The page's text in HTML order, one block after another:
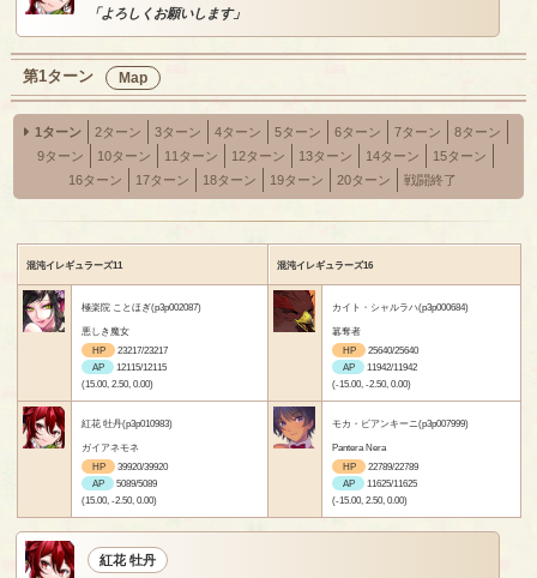
「よろしくお願いします」
第1ターン Map
1ターン 2ターン 3ターン 4ターン 5ターン 6ターン 7ターン
8ターン
9ターン
10ターン 11ターン 12ターン 13ターン 14ターン
15ターン
16ターン
17ターン 18ターン 19ターン 20ターン 戦闘終了
混沌イレギュラーズ11 混沌イレギュラーズ16
極楽院 ことほぎ(p3p002087)
悪しき魔女
HP
23217/23217
AP
12115/12115
(15.00, 2.50, 0.00)
カイト・シャルラハ(p3p000684)
簒奪者
HP
25640/25640
AP
11942/11942
(-15.00, -2.50, 0.00)
紅花 牡丹(p3p010983)
ガイアネモネ
HP
39920/39920
AP
5089/5089
(15.00, -2.50, 0.00)
モカ・ビアンキーニ(p3p007999)
Pantera Nera
HP
22789/22789
AP
11625/11625
(-15.00, 2.50, 0.00)
紅花 牡丹